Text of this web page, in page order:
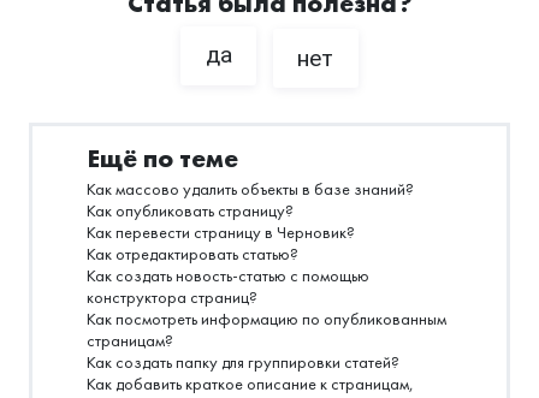
да нет
Ещё по теме
Как массово удалить объекты в базе знаний?
Как опубликовать страницу?
Как перевести страницу в Черновик?
Как отредактировать статью?
Как создать новость-статью с помощью
конструктора страниц?
Как посмотреть информацию по опубликованным
страницам?
Как создать папку для группировки статей?
Как добавить краткое описание к страницам,